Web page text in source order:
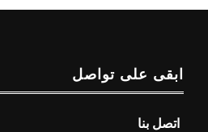
ابقى على تواصل
اتصل بنا